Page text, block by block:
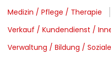
Medizin / Pflege / Therapie
Verkauf / Kundendienst /
Verwaltung / Bildung /